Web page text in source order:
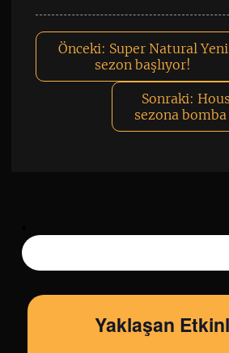
Önceki: Super Natural Yeni
sezon başlıyor!
Sonraki:
sezona
Yaklaşan